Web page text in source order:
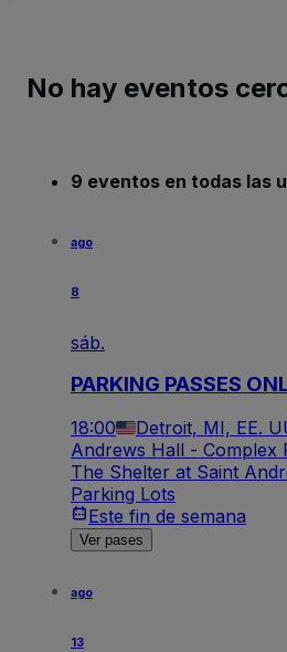
No hay eventos
9 eventos en todas las
ago
8
sáb.
PARKING PASSES
18:00 Detroit, MI, EE.
Andrews Hall - Complex
The Shelter at Saint
Parking Lots
Este fin de semana
Ver pases
ago
13